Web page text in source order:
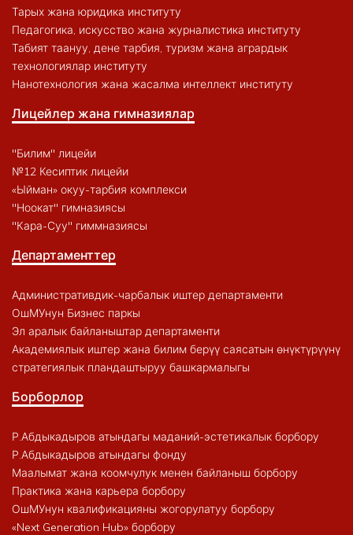
Тарых жана юридика институту
Педагогика, искусство жана журналистика институту
Табият таануу, дене тарбия, туризм жана агрардык
технологиялар институту
Нанотехнология жана жасалма интеллект институту
Лицейлер жана гимназиялар
"Билим" лицейи
№12 Кесиптик лицейи
«Ыйман» окуу-тарбия комплекси
"Ноокат" гимназиясы
"Кара-Суу" гиммназиясы
Департаменттер
Административдик-чарбалык иштер департаменти
ОшМУнун Бизнес паркы
Эл аралык байланыштар департаменти
Академиялык иштер жана билим берүү саясатын өнүктүрүүнү
стратегиялык пландаштыруу башкармалыгы
Борборлор
Р.Абдыкадыров атындагы маданий-эстетикалык борбору
Р.Абдыкадыров атындагы фонду
Маалымат жана коомчулук менен байланыш борбору
Практика жана карьера борбору
ОшМУнун квалификацияны жогорулатуу борбору
«Next Generation Hub» борбору